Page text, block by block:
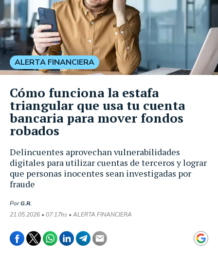
Delincuentes aprovechan vulnerabilidades
digitales para utilizar cuentas de terceros y lograr
que personas inocentes sean investigadas por
fraude
PorG.R.
21.05.2026 • 07:17hs • ALERTA FINANCIERA
ALERTA FINANCIERA
Cómo funciona la estafa
triangular que usa tu cuenta
bancaria para mover fondos
robados